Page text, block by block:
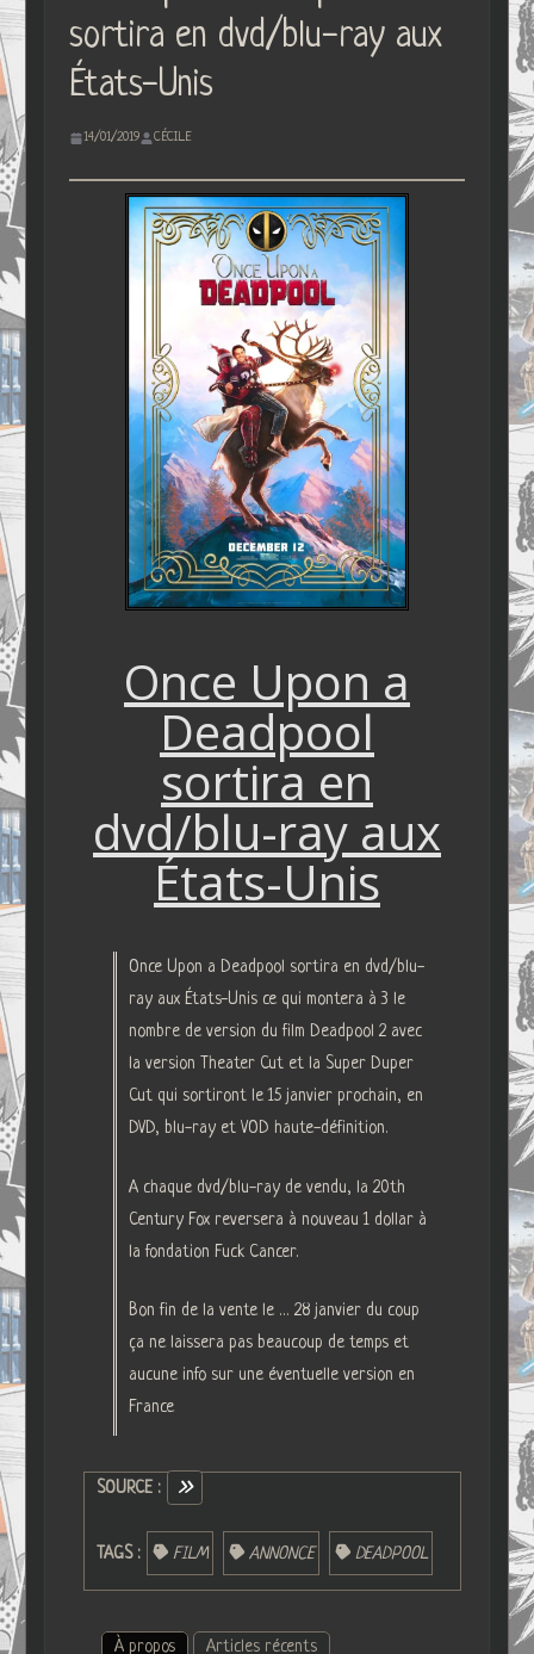
sortira en dvd/blu-ray aux
États-Unis
14/01/2019 CÉCILE
Once Upon a
Deadpool
sortira en
dvd/blu-ray aux
États-Unis
Once Upon a Deadpool sortira en dvd/blu-
ray aux États-Unis ce qui montera à 3 le
nombre de version du film Deadpool 2 avec
la version Theater Cut et la Super Duper
Cut qui sortiront le 15 janvier prochain, en
DVD, blu-ray et VOD haute-définition.
A chaque dvd/blu-ray de vendu, la 20th
Century Fox reversera à nouveau 1 dollar à
la fondation Fuck Cancer.
Bon fin de la vente le … 28 janvier du coup
ça ne laissera pas beaucoup de temps et
aucune info sur une éventuelle version en
France
SOURCE :
TAGS : FILM ANNONCE DEADPOOL
À propos
Articles récents